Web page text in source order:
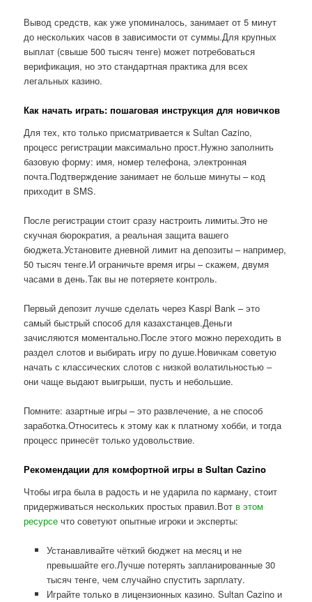
Вывод средств, как уже упоминалось, занимает от 5 минут
до нескольких часов в зависимости от суммы.Для крупных
выплат (свыше 500 тысяч тенге) может потребоваться
верификация, но это стандартная практика для всех
легальных казино.
Как начать играть: пошаговая инструкция для новичков
Для тех, кто только присматривается к Sultan Cazino,
процесс регистрации максимально прост.Нужно заполнить
базовую форму: имя, номер телефона, электронная
почта.Подтверждение занимает не больше минуты – код
приходит в SMS.
После регистрации стоит сразу настроить лимиты.Это не
скучная бюрократия, а реальная защита вашего
бюджета.Установите дневной лимит на депозиты – например,
50 тысяч тенге.И ограничьте время игры – скажем, двумя
часами в день.Так вы не потеряете контроль.
Первый депозит лучше сделать через Kaspi Bank – это
самый быстрый способ для казахстанцев.Деньги
зачисляются моментально.После этого можно переходить в
раздел слотов и выбирать игру по душе.Новичкам советую
начать с классических слотов с низкой волатильностью –
они чаще выдают выигрыши, пусть и небольшие.
Помните: азартные игры – это развлечение, а не способ
заработка.Относитесь к этому как к платному хобби, и тогда
процесс принесёт только удовольствие.
Рекомендации для комфортной игры в Sultan Cazino
Чтобы игра была в радость и не ударила по карману, стоит
придерживаться нескольких простых правил.Вотв этом
ресурсе что советуют опытные игроки и эксперты:
Устанавливайте чёткий бюджет на месяц и не
превышайте его.Лучше потерять запланированные 30
тысяч тенге, чем случайно спустить зарплату.
Играйте только в лицензионных казино. Sultan Cazino и